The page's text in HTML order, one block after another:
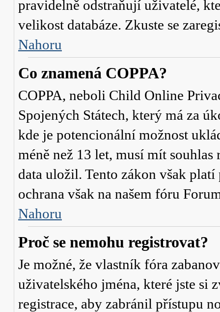
pravidelně odstraňují uživatelé,
velikost databáze. Zkuste se
Nahoru
Co znamená COPPA?
COPPA, neboli Child Online
Spojených Státech, který má za
kde je potencionální možnost
méně než 13 let, musí mít
data uložil. Tento zákon však
ochrana však na našem fóru
Nahoru
Proč se nemohu registrovat?
Je možné, že vlastník fóra
uživatelského jména, které jste
registrace, aby zabránil přístupu